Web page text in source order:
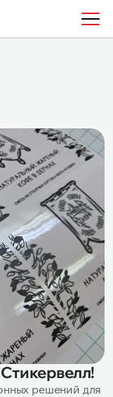
решений для